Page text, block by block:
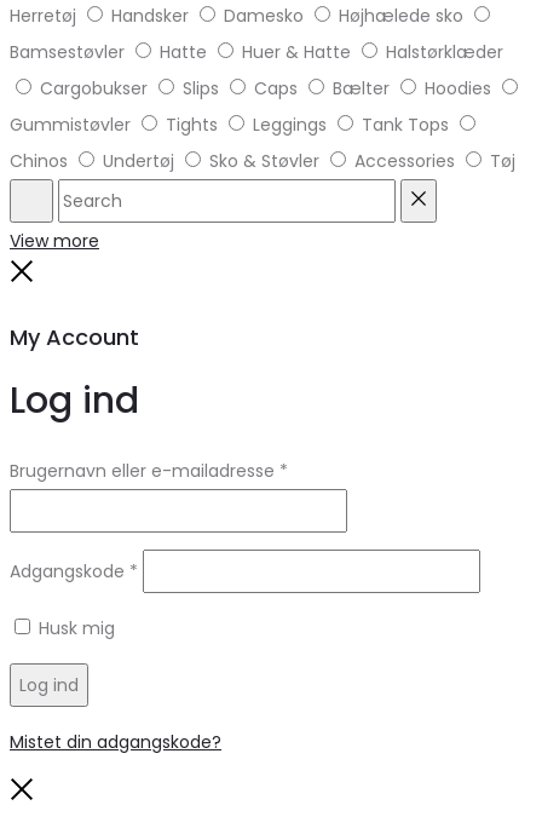
Herretøj
Handsker Damesko
Højhælede sko
Bamsestøvler
Hatte Huer & Hatte
Halstørklæder
Cargobukser
Slips Caps Bælter
Hoodies
Gummistøvler
Tights Leggings
Tank Tops
Chinos
Undertøj Sko & Støvler Accessories Tøj
Search
View more
My Account
Log ind
Brugernavn eller e-mailadresse *
Adgangskode *
Husk mig
Log ind
Mistet din adgangskode?